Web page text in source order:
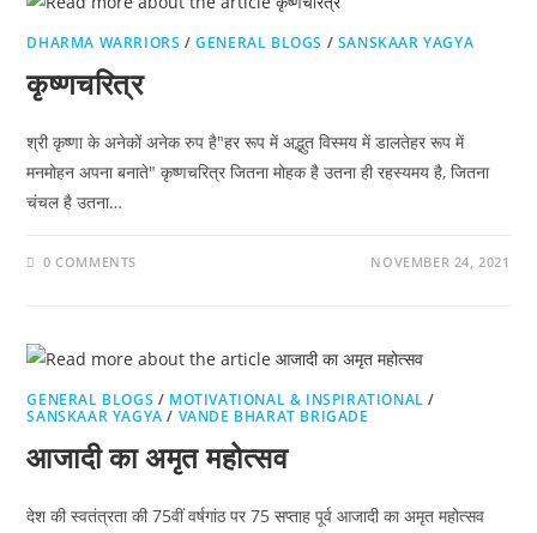
DHARMA WARRIORS /GENERAL BLOGS / SANSKAAR YAGYA
कृष्णचरित्र
श्री कृष्णा के अनेकों अनेक रुप है"हर रूप में अद्भुत विस्मय में डालतेहर रूप में
मनमोहन अपना बनाते" कृष्णचरित्र जितना मोहक है उतना ही रहस्यमय है, जितना
चंचल है उतना…
0 COMMENTS NOVEMBER 24, 2021
GENERAL BLOGS / MOTIVATIONAL & INSPIRATIONAL /
SANSKAAR YAGYA / VANDE BHARAT BRIGADE
आजादी का अमृत महोत्सव
देश की स्वतंत्रता की 75वीं वर्षगांठ पर 75 सप्ताह पूर्व आजादी का अमृत महोत्सव